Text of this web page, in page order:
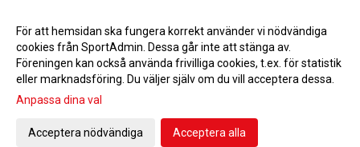
Gå till Webbversion
För att hemsidan ska fungera korrekt använder vi nödvändiga
cookies från SportAdmin. Dessa går inte att stänga av.
Föreningen kan också använda frivilliga cookies, t.ex. för statistik
eller marknadsföring. Du väljer själv om du vill acceptera dessa.
Anpassa dina val
Acceptera nödvändiga Acceptera alla